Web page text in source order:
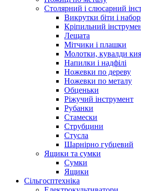
Столярний і слюсарний
Викрутки біти і
Кріпильний
Лещата
Мітчики і плашки
Молотки, кувалди
Напилки і надфілі
Ножевки по дереву
Ножевки по металу
Обценьки
Ріжучий інструмент
Рубанки
Стамески
Струбцини
Стусла
Шарнірно губцевий
Ящики та сумки
Сумки
Ящики
Сільгосптехніка